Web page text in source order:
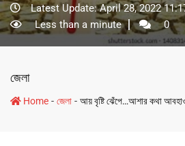
Latest Update: April 28, 2022
Less than a minute
0
জেলা
Home - জেলা - আয় বৃষ্টি ঝেঁপে…আশার কথা